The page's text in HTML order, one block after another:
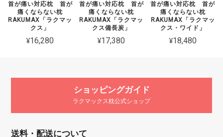
首が痛い対応枕 首が
痛くならない枕
RAKUMAX「ラクマッ
クス」
¥16,280
首が痛い対応枕 首が
痛くならない枕
RAKUMAX「ラクマッ
クス備長炭」
¥17,380
首が痛い対応枕 首が
痛くならない枕
RAKUMAX「ラクマッ
クス・ワイド」
¥18,480
ショッピングガイド
ラクマックス枕公式ショップ
送料・配送について